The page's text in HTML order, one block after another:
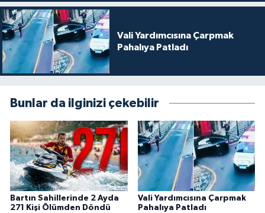
Vali Yardımcısına Çarpmak
Pahalıya Patladı
Bunlar da ilginizi çekebilir
Bartın Sahillerinde 2 Ayda
271 Kişi Ölümden Döndü
Vali Yardımcısına Çarpmak
Pahalıya Patladı